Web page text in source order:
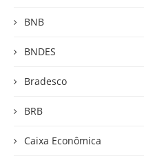
BNB
BNDES
Bradesco
BRB
Caixa Econômica